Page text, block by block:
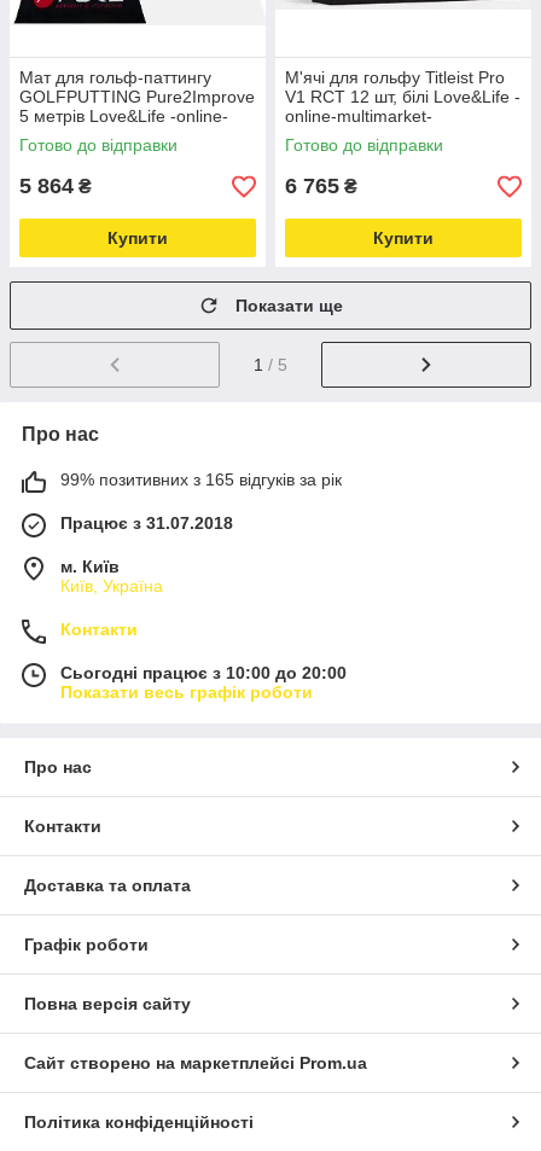
Мат для гольф-паттингу
GOLFPUTTING Pure2Improve
5 метрів Love&Life -online-
multimarket-
Готово до відправки
5 864 ₴
Купити
М'ячі для гольфу Titleist Pro
V1 RCT 12 шт, білі Love&Life -
online-multimarket-
Готово до відправки
6 765 ₴
Купити
Показати ще
1 / 5
Про нас
99% позитивних з 165 відгуків за рік
Працює з 31.07.2018
м. Київ
Київ, Україна
Контакти
Сьогодні працює з 10:00 до 20:00
Показати весь графік роботи
Про нас
Контакти
Доставка та оплата
Графік роботи
Повна версія сайту
Сайт створено на маркетплейсі Prom.ua
Політика конфіденційності